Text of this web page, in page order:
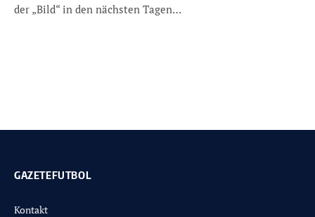
der „Bild“ in den nächsten Tagen…
GAZETEFUTBOL
Kontakt